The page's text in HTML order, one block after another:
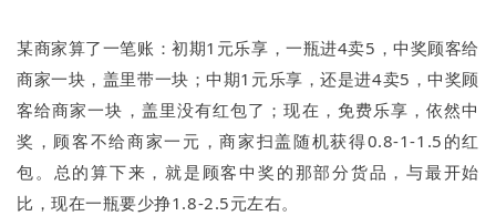
某商家算了一笔账：初期1元乐享，一瓶进4卖5，中奖顾客给
商家一块，盖里带一块；中期1元乐享，还是进4卖5，中奖顾
客给商家一块，盖里没有红包了；现在，免费乐享，依然中
奖，顾客不给商家一元，商家扫盖随机获得0.8-1-1.5的红
包。总的算下来，就是顾客中奖的那部分货品，与最开始
比，现在一瓶要少挣1.8-2.5元左右。